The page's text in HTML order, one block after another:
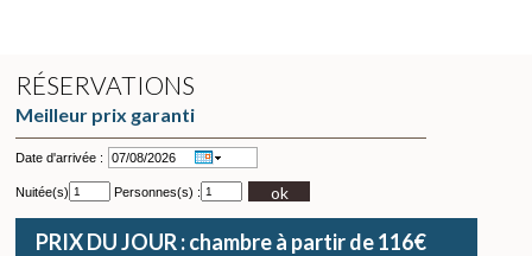
RÉSERVATIONS
Meilleur prix garanti
Date d'arrivée :
Nuitée(s) Personnes(s) : ok
PRIX DU JOUR : chambre à partir de 116€